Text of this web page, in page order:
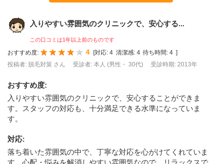
入りやすい雰囲気のクリニックで、安心する...
この口コミは1年以上前のものです
おすすめ度: 4 [対応: 4 清潔感: 4 待ち時間: 4 ]
投稿者: 脱毛対策 さん
受診者: 本人 (男性・ 30代) 受診時期: 2013年
おすすめ度:
入りやすい雰囲気のクリニックで、安心することができま
す。スタッフの対応も、十分満足できる水準になっていま
す。
対応:
落ち着いた雰囲気の中で、丁寧な対応を心がけてくれていま
す。心配・悩みを解消しやすい雰囲気なので、リラックスで